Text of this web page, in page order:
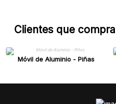
Clientes que
Móvil de Aluminio - Piñas